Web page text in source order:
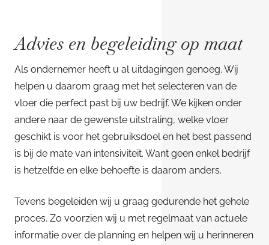
Advies en begeleiding op maat
Als ondernemer heeft u al uitdagingen genoeg. Wij
helpen u daarom graag met het selecteren van de
vloer die perfect past bij uw bedrijf. We kijken onder
andere naar de gewenste uitstraling, welke vloer
geschikt is voor het gebruiksdoel en het best passend
is bij de mate van intensiviteit. Want geen enkel bedrijf
is hetzelfde en elke behoefte is daarom anders.
Tevens begeleiden wij u graag gedurende het gehele
proces. Zo voorzien wij u met regelmaat van actuele
informatie over de planning en helpen wij u herinneren